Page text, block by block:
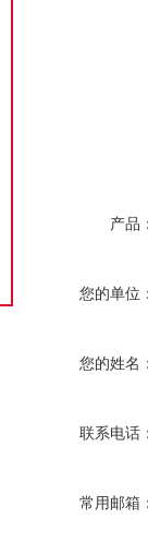
产品
您的单位
您的姓名
联系电话
常用邮箱